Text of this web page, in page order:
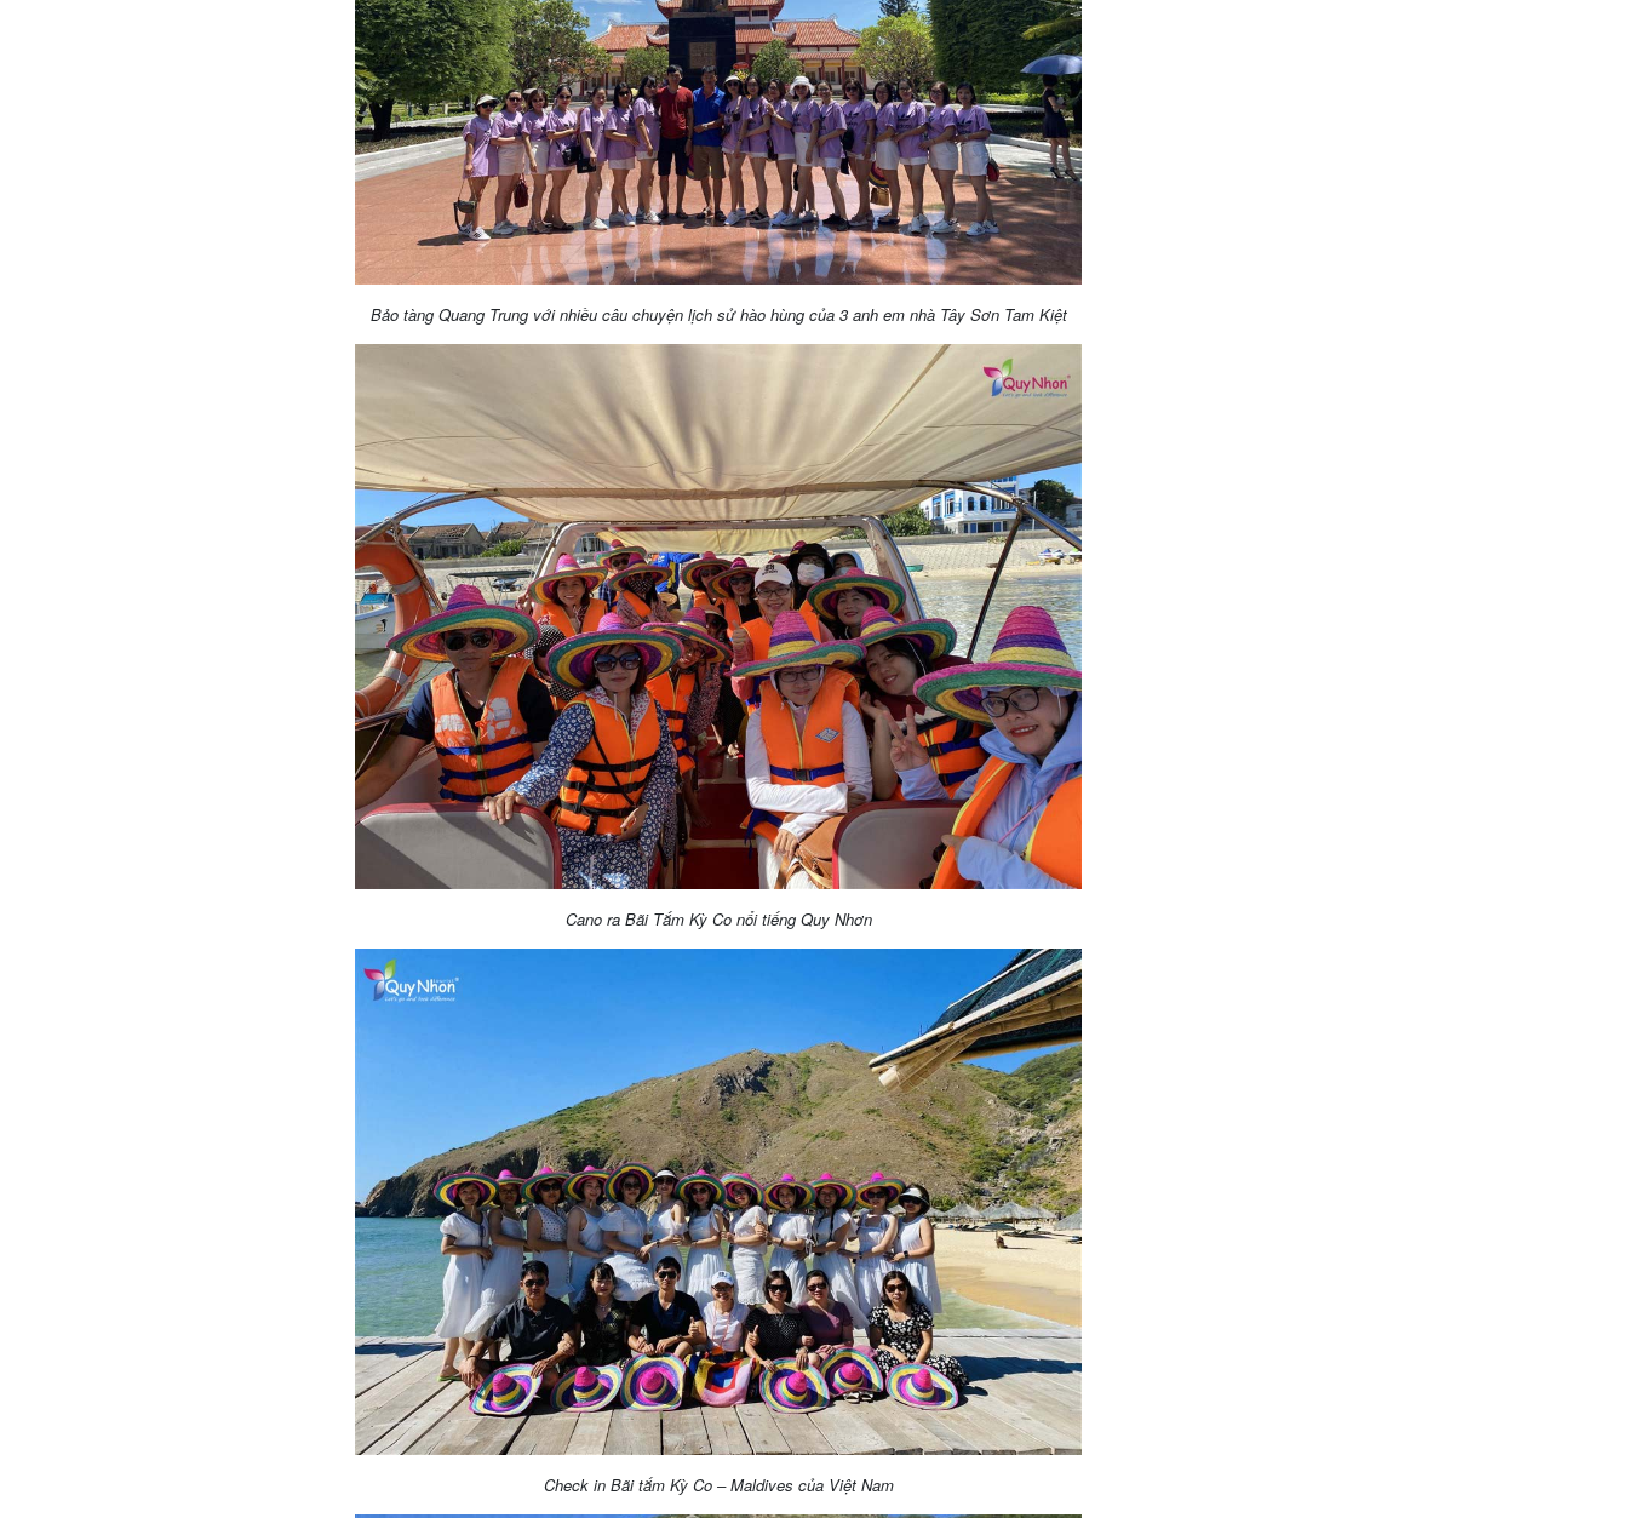
Bảo tàng Quang Trung với nhiều câu chuyện lịch sử hào hùng của 3 anh em nhà Tây Sơn Tam Kiệt
Cano ra Bãi Tắm Kỳ Co nổi tiếng Quy Nhơn
Check in Bãi tắm Kỳ Co – Maldives của Việt Nam